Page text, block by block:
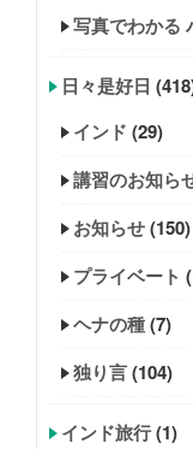
写真でわかる
日々是好日
インド (29)
講習のお知ら
お知らせ(150)
プライベート
ヘナの種(7)
独り言(104)
インド旅行(1)